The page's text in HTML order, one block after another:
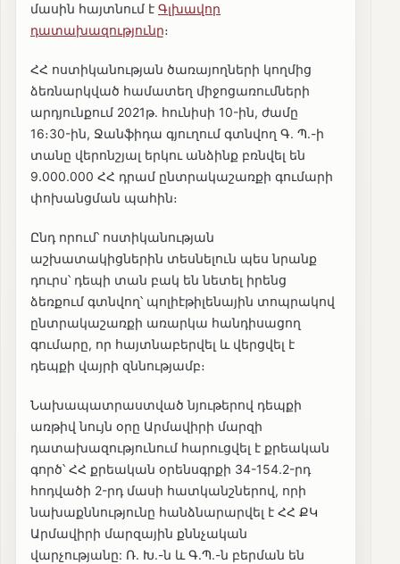
մասին հայտնում է Գլխավոր
դատախազությունը։
ՀՀ ոստիկանության ծառայողների կողմից
ձեռնարկված համատեղ միջոցառումների
արդյունքում 2021թ. հունիսի 10-ին, ժամը
16։30-ին, Ջանֆիդա գյուղում գտնվող Գ. Պ.-ի
տանը վերոնշյալ երկու անձինք բռնվել են
9.000.000 ՀՀ դրամ ընտրակաշառքի գումարի
փոխանցման պահին։
Ընդ որում՝ ոստիկանության
աշխատակիցներին տեսնելուն պես նրանք
դուրս՝ դեպի տան բակ են նետել իրենց
ձեռքում գտնվող՝ պոլիէթիլենային տոպրակով
ընտրակաշառքի առարկա հանդիսացող
գումարը, որ հայտնաբերվել և վերցվել է
դեպքի վայրի զննությամբ։
Նախապատրաստված նյութերով դեպքի
առթիվ նույն օրը Արմավիրի մարզի
դատախազությունում հարուցվել է քրեական
գործ՝ ՀՀ քրեական օրենսգրքի 34-154.2-րդ
հոդվածի 2-րդ մասի հատկանշներով, որի
նախաքննությունը հանձնարարվել է ՀՀ ՔԿ
Արմավիրի մարզային քննչական
վարչությանը: Ռ. Խ.-ն և Գ.Պ.-ն բերման են